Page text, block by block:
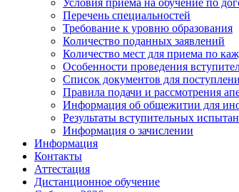
Условия приема на обучение по
Перечень специальностей
Требование к уровню образования
Количество поданных заявлений
Количество мест для приема по
Особенности проведения
Список документов для
Правила подачи и рассмотрения
Информация об общежитии для
Результаты вступительных
Информация о зачислении
Информация
Контакты
Аттестация
Дистанционное обучение